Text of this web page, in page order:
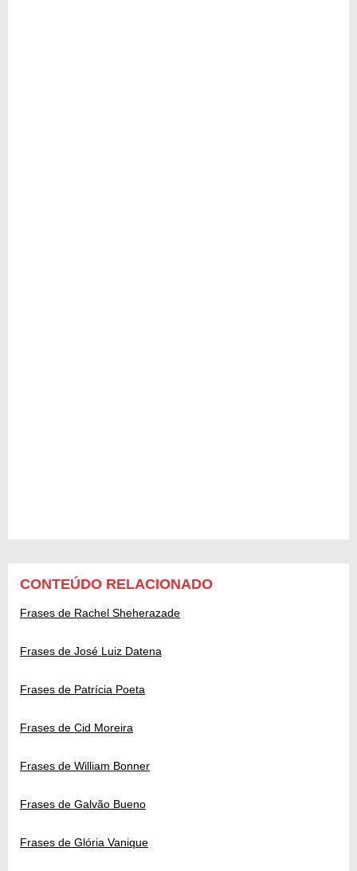
CONTEÚDO RELACIONADO
Frases de Rachel Sheherazade
Frases de José Luiz Datena
Frases de Patrícia Poeta
Frases de Cid Moreira
Frases de William Bonner
Frases de Galvão Bueno
Frases de Glória Vanique